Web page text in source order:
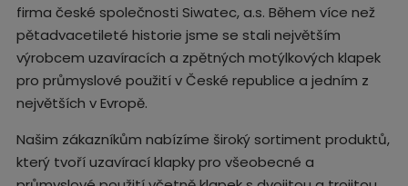
firma české společnosti Siwatec, a.s. Během více než
pětadvacetileté historie jsme se stali největším
výrobcem uzavíracích a zpětných motýlkových klapek
pro průmyslové použití v České republice a jedním z
největších v Evropě.
Našim zákazníkům nabízíme široký sortiment produktů,
který tvoří uzavírací klapky pro všeobecné a